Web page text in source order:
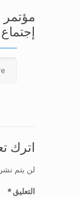
مؤتمر
إجتماع
اترك
لن يتم
التعليق*